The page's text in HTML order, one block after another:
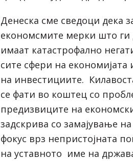
Денеска сме сведоци дека
економсмите мерки што ги
имаат катастрофално
сите сфери на економијата
на инвестициите.
се фати во коштец со
предизвиците на
задскрива со замајување
фокус врз непристојната
на уставното име на